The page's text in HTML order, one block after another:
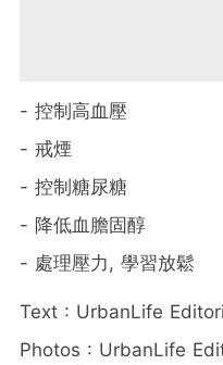
- 控制高血壓
- 戒煙
- 控制糖尿糖
- 降低血膽固醇
- 處理壓力, 學習放鬆
Text : UrbanLife
Photos : UrbanLife